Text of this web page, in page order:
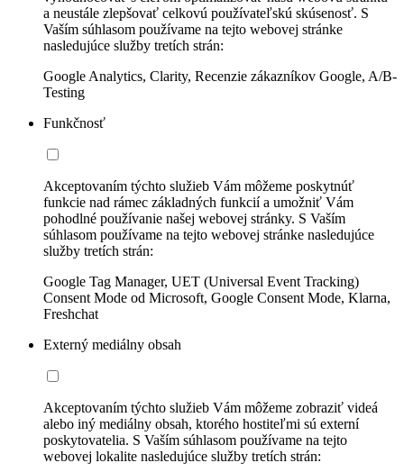
a neustále zlepšovať celkovú používateľskú skúsenosť. S
Vaším súhlasom používame na tejto webovej stránke
nasledujúce služby tretích strán:
Google Analytics, Clarity, Recenzie zákazníkov Google, A/B-
Testing
Funkčnosť
Akceptovaním týchto služieb Vám môžeme poskytnúť
funkcie nad rámec základných funkcií a umožniť Vám
pohodlné používanie našej webovej stránky. S Vaším
súhlasom používame na tejto webovej stránke nasledujúce
služby tretích strán:
Google Tag Manager, UET (Universal Event Tracking)
Consent Mode od Microsoft, Google Consent Mode, Klarna,
Freshchat
Externý mediálny obsah
Akceptovaním týchto služieb Vám môžeme zobraziť videá
alebo iný mediálny obsah, ktorého hostiteľmi sú externí
poskytovatelia. S Vaším súhlasom používame na tejto
webovej lokalite nasledujúce služby tretích strán: